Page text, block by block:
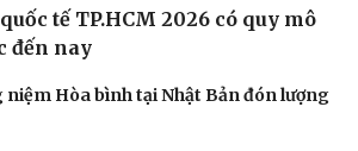
tế TP.HCM 2026 có quy mô
đến nay
niệm Hòa bình tại Nhật Bản đón lượng